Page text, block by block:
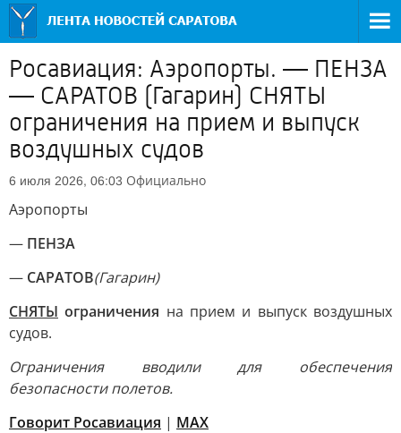
Росавиация: Аэропорты. — ПЕНЗА
— САРАТОВ (Гагарин) СНЯТЫ
ограничения на прием и выпуск
воздушных судов
6 июля 2026, 06:03 Официально
Аэропорты
— ПЕНЗА
— САРАТОВ(Гагарин)
СНЯТЫ ограничения на прием и выпуск воздушных
судов.
Ограничения вводили для обеспечения
безопасности полетов.
Говорит Росавиация | МАХ